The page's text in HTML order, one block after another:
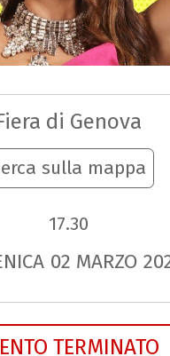
di Genova
sulla mappa
17.30
02 MARZO
TERMINATO